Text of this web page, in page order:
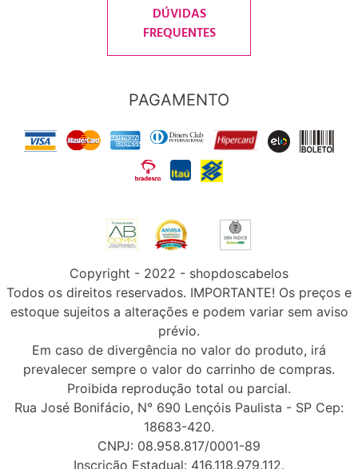
DÚVIDAS
FREQUENTES
PAGAMENTO
Copyright - 2022 - shopdoscabelos
Todos os direitos reservados. IMPORTANTE! Os preços e
estoque sujeitos a alterações e podem variar sem aviso
prévio.
Em caso de divergência no valor do produto, irá
prevalecer sempre o valor do carrinho de compras.
Proibida reprodução total ou parcial.
Rua José Bonifácio, N° 690 Lençóis Paulista - SP Cep:
18683-420.
CNPJ: 08.958.817/0001-89
Inscrição Estadual: 416.118.979.112.